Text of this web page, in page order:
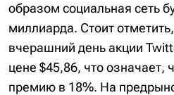
образом социальная сеть
миллиарда. Стоит
вчерашний день акции
цене $45,86, что означает,
премию в 18%. На